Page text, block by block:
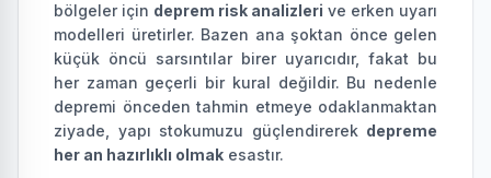
bölgeler için deprem risk analizleri ve erken uyarı
modelleri üretirler. Bazen ana şoktan önce gelen
küçük öncü sarsıntılar birer uyarıcıdır, fakat bu
her zaman geçerli bir kural değildir. Bu nedenle
depremi önceden tahmin etmeye odaklanmaktan
ziyade, yapı stokumuzu güçlendirerek depreme
her an hazırlıklı olmak esastır.